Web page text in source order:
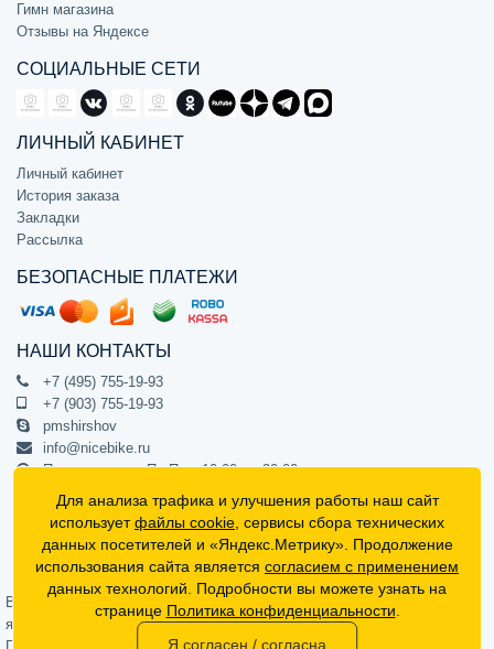
Гимн магазина
Отзывы на Яндексе
СОЦИАЛЬНЫЕ СЕТИ
ЛИЧНЫЙ КАБИНЕТ
Личный кабинет
История заказа
Закладки
Рассылка
БЕЗОПАСНЫЕ ПЛАТЕЖИ
НАШИ КОНТАКТЫ
+7 (495) 755-19-93
+7 (903) 755-19-93
pmshirshov
info@nicebike.ru
Прием звонков Пн-Пт с 10:00 до 20:00
ПВЗ Пн-Пт с 10:00 до 20:00
г. Москва, ул. Барклая 13с1
подъезд 1, цокольный этаж, офис 1
Официальный интернет-магазин NiceBike © 2012 - 2026
Вся информация на сайте носит ознакомительный характер, не
является публичной офертой (определяемой положениями Статьи 437
Для анализа трафика и улучшения работы наш сайт
используетфайлы cookie , сервисы сбора технических
данных посетителей и «Яндекс.Метрику». Продолжение
использования сайта является согласием с применением
данных технологий. Подробности вы можете узнать на
странице Политика конфиденциальности
Я согласен / согласна